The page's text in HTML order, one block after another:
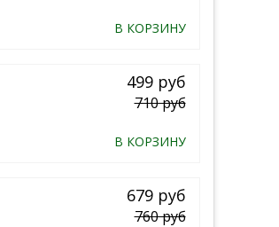
В КОРЗИНУ
499 руб
710 руб
В КОРЗИНУ
679 руб
760 руб